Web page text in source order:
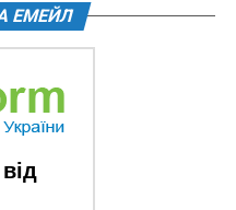
адже згідно з
є непорушним. Щоб
позовом про визнання
про повторне
уникнути визнання
купівлі-
бізнесмен уже уклав
ЕМЕЙЛ